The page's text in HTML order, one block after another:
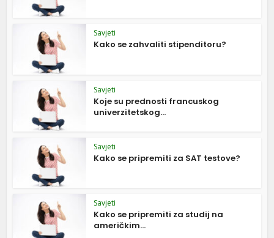
Savjeti
Kako se zahvaliti stipenditoru?
Savjeti
Koje su prednosti francuskog
univerzitetskog...
Savjeti
Kako se pripremiti za SAT testove?
Savjeti
Kako se pripremiti za studij na
američkim...